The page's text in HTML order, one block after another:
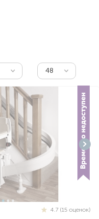
48
4.7 (15 оценок)